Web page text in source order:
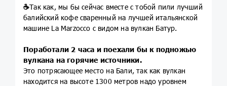
☕️Так как, мы бы сейчас вместе с тобой пили лучший
балийский кофе сваренный на лучшей итальянской
машине La Marzocco с видом на вулкан Батур.
Поработали 2 часа и поехали бы к подножью
вулкана на горячие источники.
Это потрясающее место на Бали, так как вулкан
находится на высоте 1300 метров надо уровнем